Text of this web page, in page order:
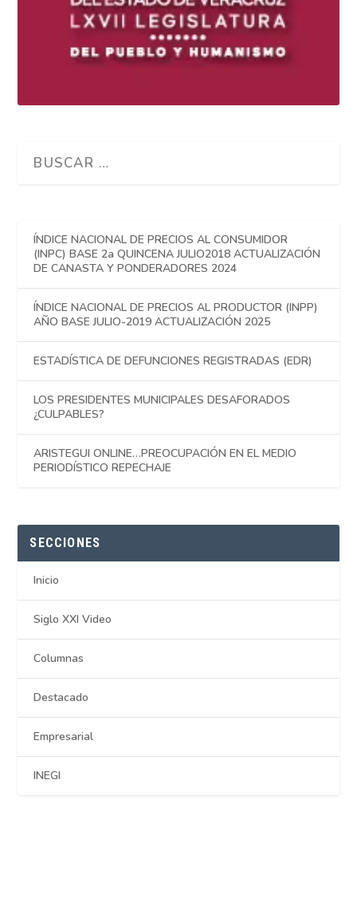
ÍNDICE NACIONAL DE PRECIOS AL CONSUMIDOR
(INPC) BASE 2a QUINCENA JULIO2018 ACTUALIZACIÓN
DE CANASTA Y PONDERADORES 2024
ÍNDICE NACIONAL DE PRECIOS AL PRODUCTOR (INPP)
AÑO BASE JULIO-2019 ACTUALIZACIÓN 2025
ESTADÍSTICA DE DEFUNCIONES REGISTRADAS (EDR)
LOS PRESIDENTES MUNICIPALES DESAFORADOS
¿CULPABLES?
ARISTEGUI ONLINE…PREOCUPACIÓN EN EL MEDIO
PERIODÍSTICO REPECHAJE
SECCIONES
Inicio
Siglo XXI Video
Columnas
Destacado
Empresarial
INEGI